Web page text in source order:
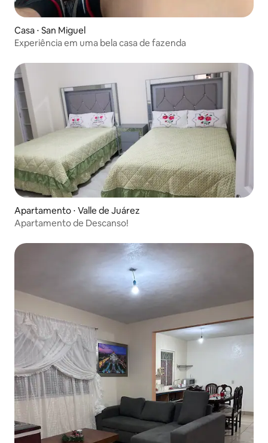
Casa ⋅ San Miguel
Experiência em uma bela casa de fazenda
Apartamento ⋅ Valle de Juárez
Apartamento de Descanso!